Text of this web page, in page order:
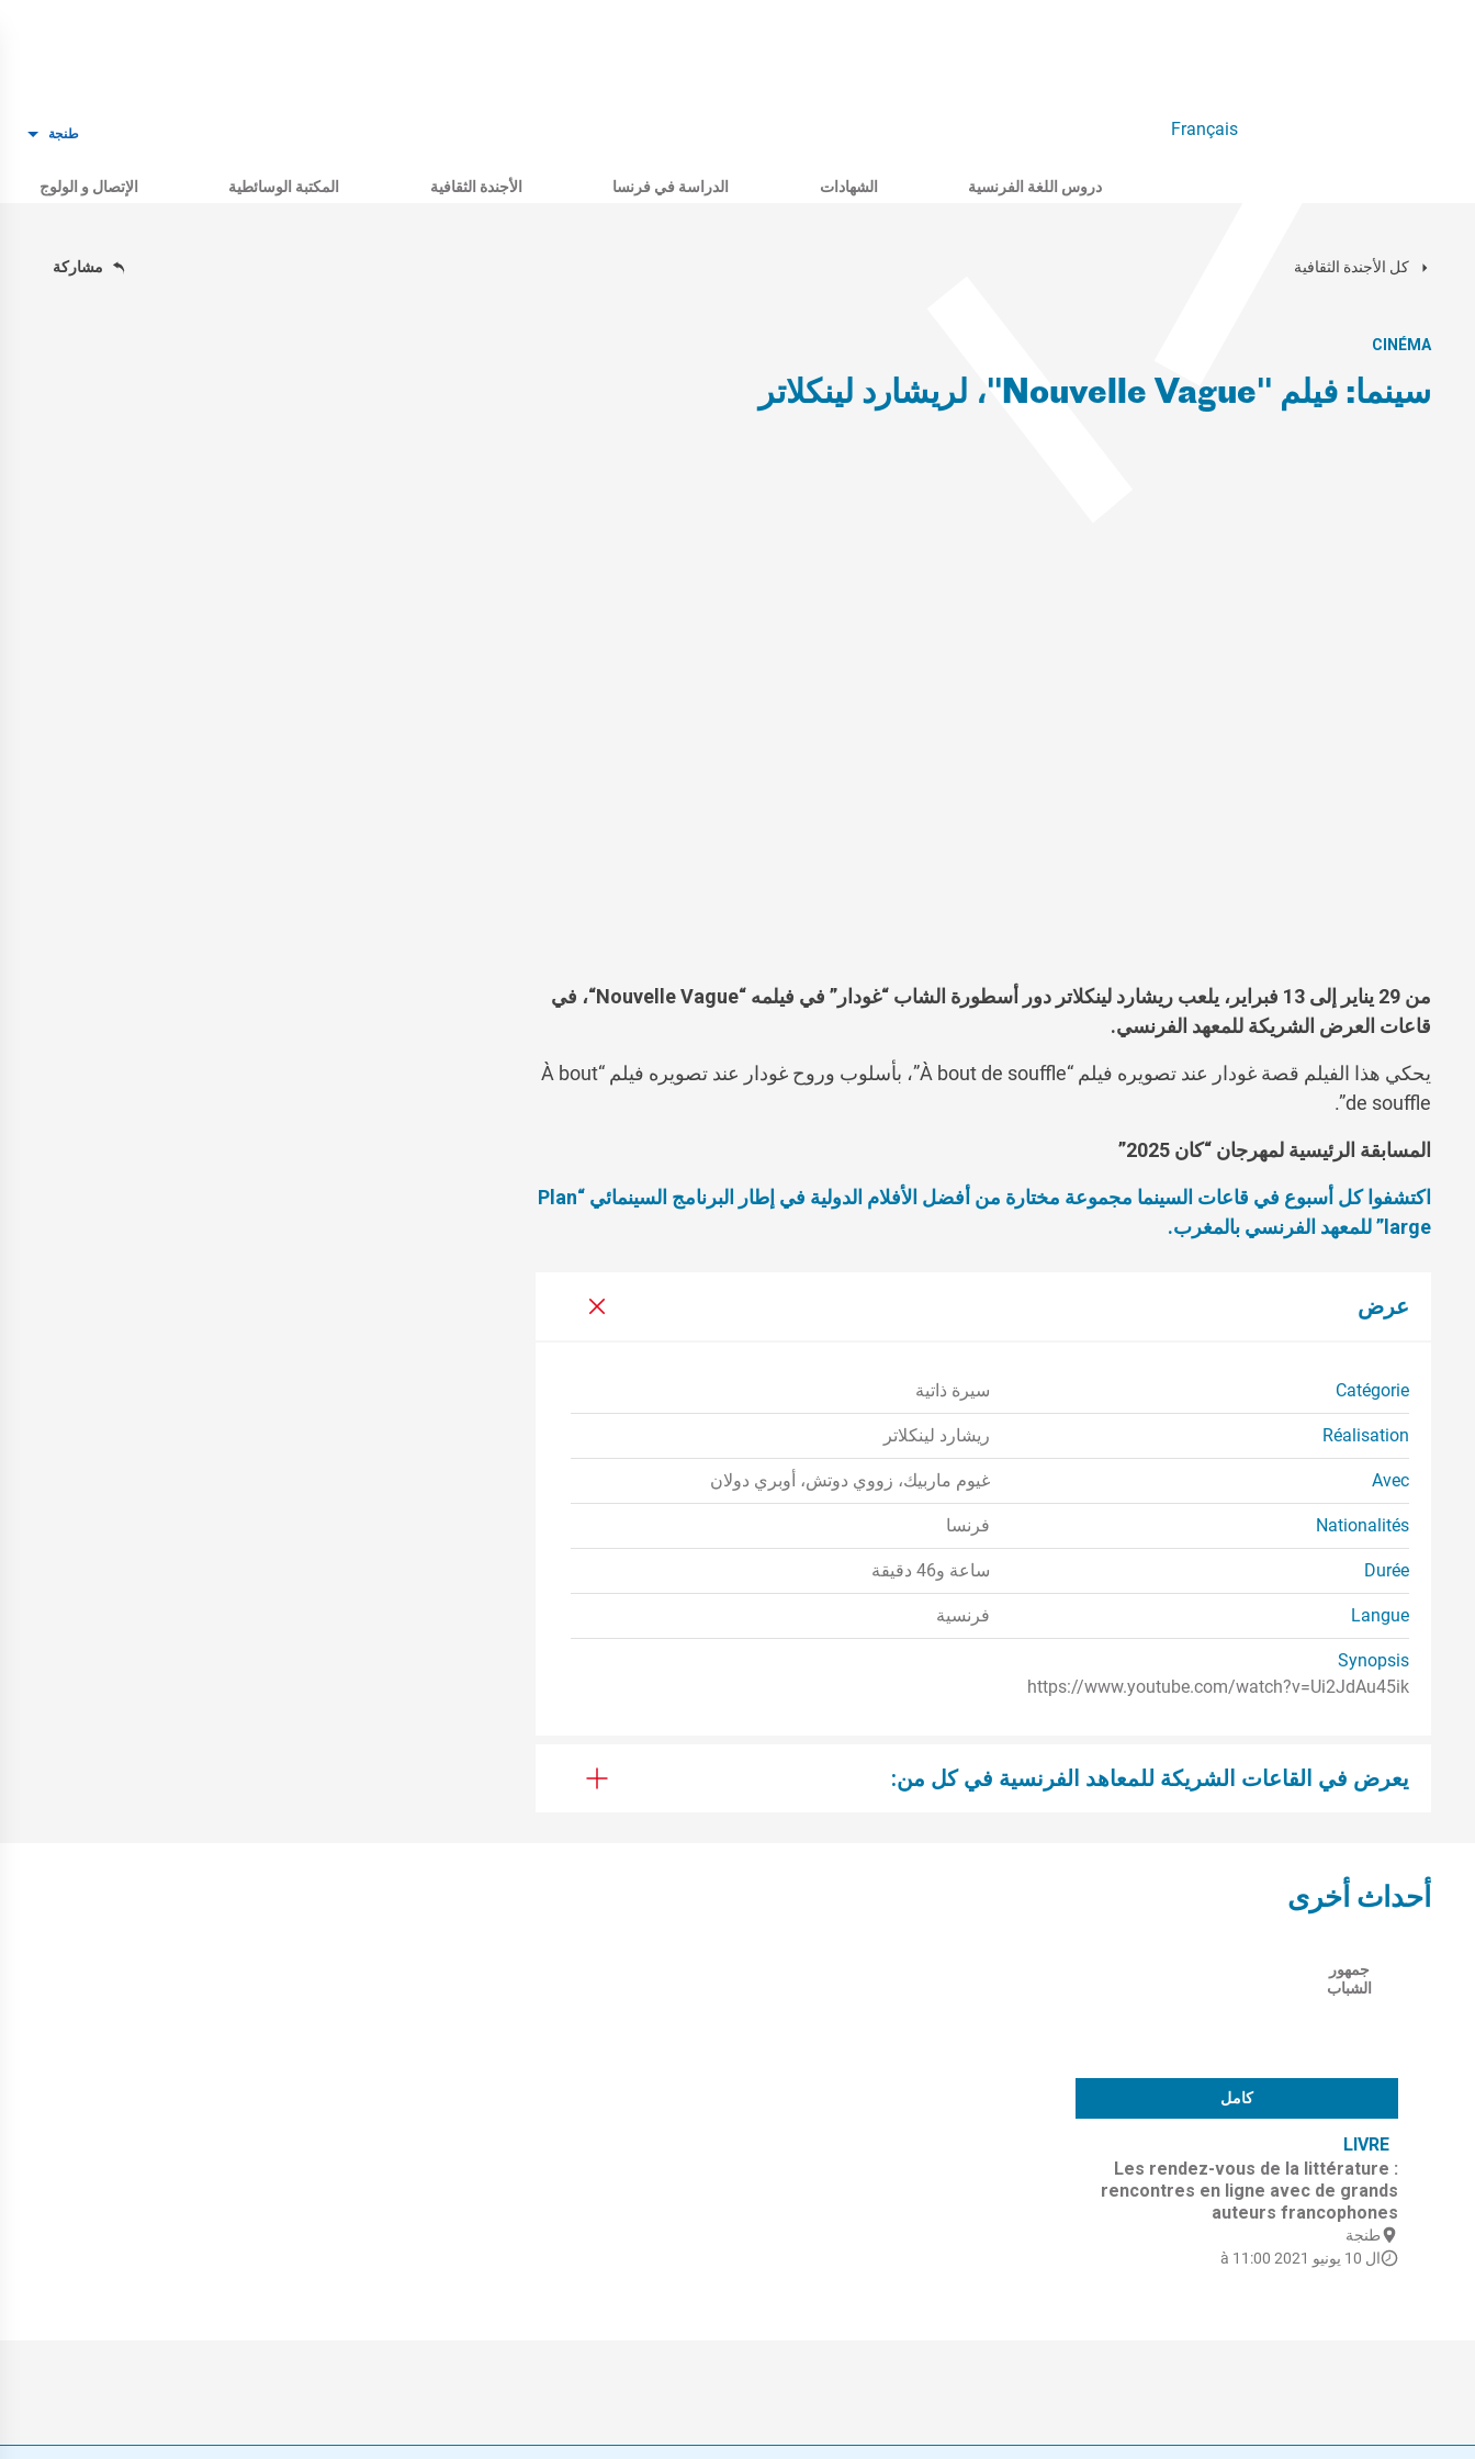
Français طنجة
دروس اللغة الفرنسية الشهادات الدراسة في فرنسا الأجندة الثقافية المكتبة الوسائطية الإتصال و الولوج
كل الأجندة الثقافية مشاركة
CINÉMA
سينما: فيلم "Nouvelle Vague"، لريشارد لينكلاتر
من 29 يناير إلى 13 فبراير، يلعب ريشارد لينكلاتر دور أسطورة الشاب “غودار” في فيلمه “ Nouvelle Vague“، في
قاعات العرض الشريكة للمعهد الفرنسي.
يحكي هذا الفيلم قصة غودار عند تصويره فيلم “À bout de souffle”، بأسلوب وروح غودار عند تصويره فيلم “À bout
de souffle”.
المسابقة الرئيسية لمهرجان “كان 2025”
اكتشفوا كل أسبوع في قاعات السينما مجموعة مختارة من أفضل الأفلام الدولية في إطار البرنامج السينمائي “Plan
large” للمعهد الفرنسي بالمغرب.
عرض
Catégorie سيرة ذاتية
Réalisation ريشارد لينكلاتر
Avec غيوم ماربيك، زووي دوتش، أوبري دولان
Nationalités فرنسا
Durée ساعة و46 دقيقة
Langue فرنسية
Synopsis
https://www.youtube.com/watch?v=Ui2JdAu45ik
يعرض في القاعات الشريكة للمعاهد الفرنسية في كل من:
أحداث أخرى
كامل
جمهور
الشباب
LIVRE
Les rendez-vous de la littérature :
rencontres en ligne avec de grands
auteurs francophones
طنجة
ال 10 يونيو 2021 à 11:00